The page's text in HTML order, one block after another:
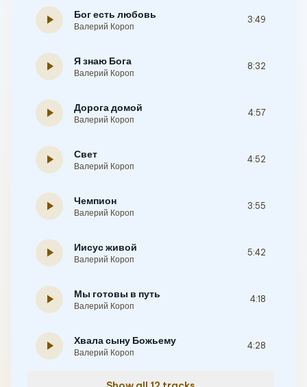
play_arrow Бог есть любовь
Валерий Короп
3:49
play_arrow Я знаю Бога
Валерий Короп
8:32
play_arrow Дорога домой
Валерий Короп
4:57
play_arrow Свет
Валерий Короп
4:52
play_arrow Чемпион
Валерий Короп
3:55
play_arrow Иисус живой
Валерий Короп
5:42
play_arrow Мы готовы в путь
Валерий Короп
4:18
play_arrow Хвала сыну Божьему
Валерий Короп
4:28